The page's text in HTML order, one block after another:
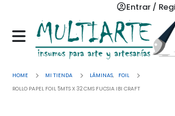
Entrar /
HOME MI TIENDA LÁMINAS,
FOIL
ROLLO PAPEL FOIL 5MTS X 32 CMS FUCSIA IBI CRAFT